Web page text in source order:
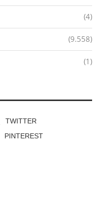
(4)
(9.558)
(1)
TWITTER
PINTEREST